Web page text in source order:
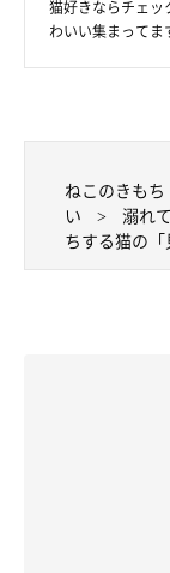
猫好きならチェ
わいい集まってま
ねこのきもち
い
溺れ
ちする猫の